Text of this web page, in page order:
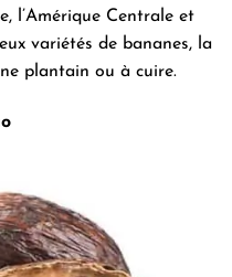
l’Amérique Centrale et
variétés de bananes, la
plantain ou à cuire.